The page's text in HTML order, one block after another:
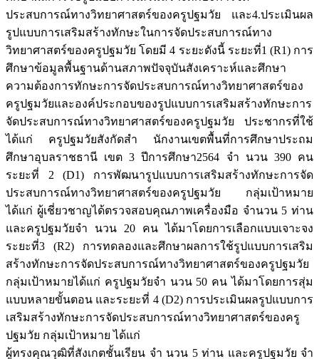
ประสบการณ์ทางวิทยาศาสตร์ของครูปฐมวัย และ4.ประเมินผล
รูปแบบการเสริมสร้างทักษะในการจัดประสบการณ์ทาง
วิทยาศาสตร์ของครูปฐมวัย โดยมี 4 ระยะดังนี้ ระยะที่1 (R1) การ
ศึกษาข้อมูลพื้นฐานด้านสภาพปัจจุบันสังเคราะห์และศึกษา
ความต้องการทักษะการจัดประสบการณ์ทางวิทยาศาสตร์ของ
ครูปฐมวัยและองค์ประกอบของรูปแบบการเสริมสร้างทักษะการ
จัดประสบการณ์ทางวิทยาศาสตร์ของครูปฐมวัย ประชากรที่ใช้
ได้แก่ ครูปฐมวัยสังกัดสำ นักงานเขตพื้นที่การศึกษาประถม
ศึกษาอุบลราชธานี เขต 3 ปีการศึกษา2564 จำ นวน 390 คน
ระยะที่ 2 (D1) การพัฒนารูปแบบการเสริมสร้างทักษะการจัด
ประสบการณ์ทางวิทยาศาสตร์ของครูปฐมวัย กลุ่มเป้าหมาย
ได้แก่ ผู้เชี่ยวชาญได้ตรวจสอบคุณภาพเครื่องมือ จำนวน 5 ท่าน
และครูปฐมวัยจำ นวน 20 คน ได้มาโดยการเลือกแบบเจาะจง
ระยะที่3 (R2) การทดลองและศึกษาผลการใช้รูปแบบการเสริม
สร้างทักษะการจัดประสบการณ์ทางวิทยาศาสตร์ของครูปฐมวัย
กลุ่มเป้าหมายได้แก่ ครูปฐมวัยจำ นวน 50 คน ได้มาโดยการสุ่ม
แบบหลายขั้นตอน และระยะที่ 4 (D2) การประเมินผลรูปแบบการ
เสริมสร้างทักษะการจัดประสบการณ์ทางวิทยาศาสตร์ของครู
ปฐมวัย กลุ่มเป้าหมาย ได้แก่
ผู้ทรงคุณวุฒิที่สังเกตชั้นเรียน จำ นวน 5 ท่าน และครูปฐมวัย จำ